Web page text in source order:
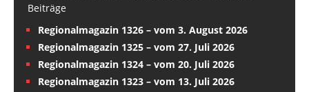
Beiträge
Regionalmagazin 1326 – vom 3. August 2026
Regionalmagazin 1325 – vom 27. Juli 2026
Regionalmagazin 1324 – vom 20. Juli 2026
Regionalmagazin 1323 – vom 13. Juli 2026